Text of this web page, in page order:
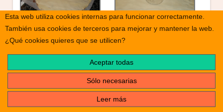
Esta web utiliza cookies internas para funcionar correctamente.
También usa cookies de terceros para mejorar y mantener la web.
¿Qué cookies quieres que se utilicen?
Aceptar todas
Sólo necesarias
Leer más